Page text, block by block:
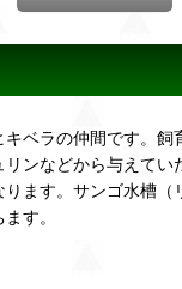
ベラの仲間です。飼
ンなどから与えてい
ます。サンゴ水槽（
す。